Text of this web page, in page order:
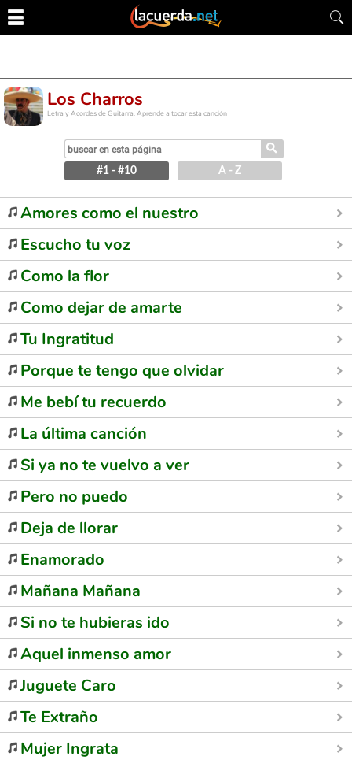
Los Charros
Letra y Acordes de Guitarra. Aprende a tocar esta canción
⚲
#1 - #10 A - Z
Amores como el nuestro
Escucho tu voz
Como la flor
Como dejar de amarte
Tu Ingratitud
Porque te tengo que olvidar
Me bebí tu recuerdo
La última canción
Si ya no te vuelvo a ver
Pero no puedo
Deja de llorar
Enamorado
Mañana Mañana
Si no te hubieras ido
Aquel inmenso amor
Juguete Caro
Te Extraño
Mujer Ingrata